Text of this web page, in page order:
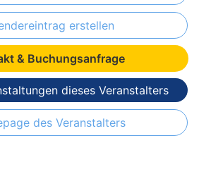
erstellen
& Buchungsanfrage
dieses Veranstalters
des Veranstalters